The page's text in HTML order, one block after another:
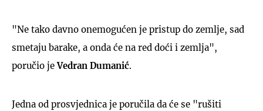
"Ne tako davno onemogućen je pristup do zemlje, sad
smetaju barake, a onda će na red doći i zemlja",
poručio jeVedran Dumanić.
Jedna od prosvjednica je poručila da će se "rušiti